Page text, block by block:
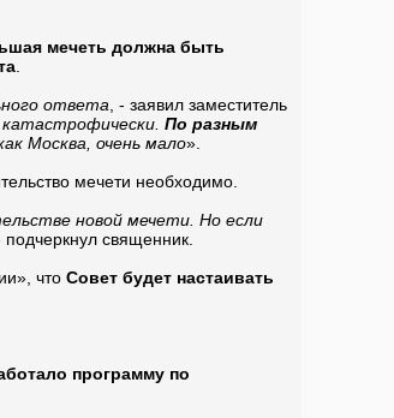
мечеть должна быть
ответа , - заявил заместитель
По разным
Москва, очень мало».
мечети необходимо.
новой мечети. Но если
- подчеркнул священник.
что Совет будет настаивать
программу по